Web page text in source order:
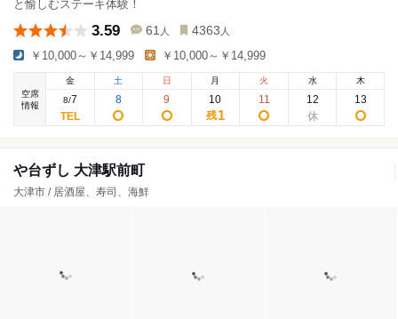
と愉しむステーキ体験！
3.59 61 人 4363 人
￥10,000～￥14,999 ￥10,000～￥14,999
空席
情報
金
8/7
土
8
日
9
月
10
残1
火
11
水
12
木
13
や台ずし 大津駅前町
大津市 / 居酒屋、寿司、海鮮